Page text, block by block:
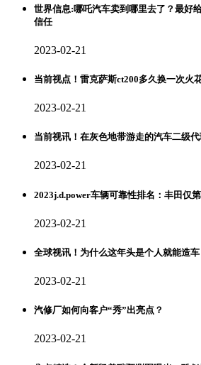
世界信息:哪吒汽车卖到哪里去了？最好
信任
2023-02-21
当前视点！雷克萨斯ct200多久换一次火
2023-02-21
当前视讯！在灰色地带游走的汽车二级代
2023-02-21
2023j.d.power车辆可靠性排名：丰田仅
2023-02-21
全球视讯！为什么这年头是个人就能造
2023-02-21
汽修厂如何向客户“秀”出亮点？
2023-02-21